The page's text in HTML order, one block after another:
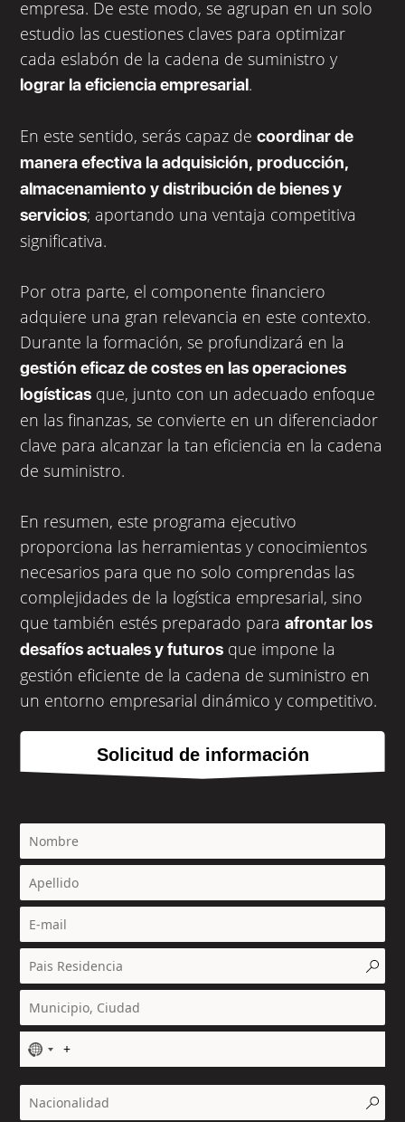
empresa. De este modo, se agrupan en un solo
estudio las cuestiones claves para optimizar
cada eslabón de la cadena de suministro y
lograr la eficiencia empresarial.
En este sentido, serás capaz decoordinar de
manera efectiva la adquisición, producción,
almacenamiento y distribución de bienes y
servicios; aportando una ventaja competitiva
significativa.
Por otra parte, el componente financiero
adquiere una gran relevancia en este contexto.
Durante la formación, se profundizará en la
gestión eficaz de costes en las operaciones
logísticas que, junto con un adecuado enfoque
en las finanzas, se convierte en un diferenciador
clave para alcanzar la tan eficiencia en la cadena
de suministro.
En resumen, este programa ejecutivo
proporciona las herramientas y conocimientos
necesarios para que no solo comprendas las
complejidades de la logística empresarial, sino
que también estés preparado paraafrontar los
desafíos actuales y futuros que impone la
gestión eficiente de la cadena de suministro en
un entorno empresarial dinámico y competitivo.
Solicitud de información
N
o
c
o